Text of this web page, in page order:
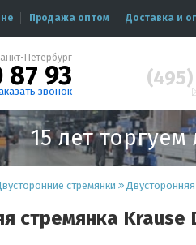
Продажа оптом Доставка и
Петербург
87 93
звонок
(495)
15 лет
стремянки
стремянка Krause